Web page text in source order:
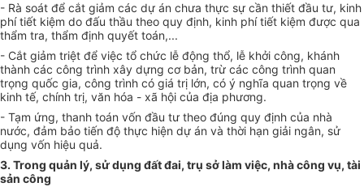
- Rà soát để cắt giảm các dự án chưa thực sự cần thiết đầu tư, kinh
phí tiết kiệm do đấu thầu theo quy định, kinh phí tiết kiệm được qua
thẩm tra, thẩm định quyết toán,...
- Cắt giảm triệt để việc tổ chức lễ động thổ, lễ khởi công, khánh
thành các công trình xây dựng cơ bản, trừ các công trình quan
trọng quốc gia, công trình có giá trị lớn, có ý nghĩa quan trọng về
kinh tế, chính trị, văn hóa - xã hội của địa phương.
- Tạm ứng, thanh toán vốn đầu tư theo đúng quy định của nhà
nước, đảm bảo tiến độ thực hiện dự án và thời hạn giải ngân, sử
dụng vốn hiệu quả.
3. Trong quản lý, sử dụng đất đai, trụ sở làm việc, nhà công vụ, tài
sản công